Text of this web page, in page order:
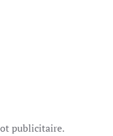
publicitaire.